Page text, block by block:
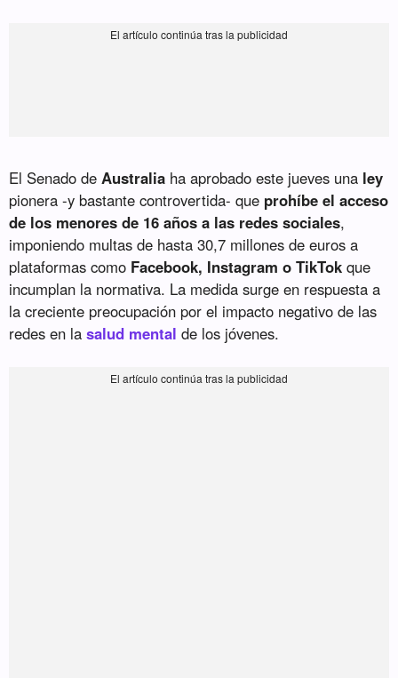
El Senado de Australia ha aprobado este jueves una ley
pionera -y bastante controvertida- que prohíbe el acceso
de los menores de 16 años a las redes sociales,
imponiendo multas de hasta 30,7 millones de euros a
plataformas como Facebook, Instagram o TikTok que
incumplan la normativa. La medida surge en respuesta a
la creciente preocupación por el impacto negativo de las
redes en lasalud mental de los jóvenes.